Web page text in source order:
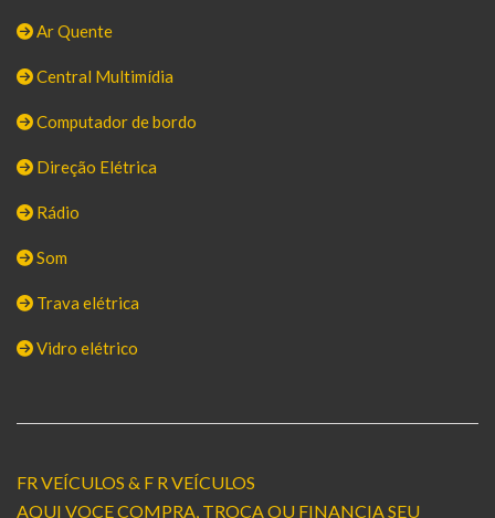
Ar Quente
Central Multimídia
Computador de bordo
Direção Elétrica
Rádio
Som
Trava elétrica
Vidro elétrico
FR VEÍCULOS & F R VEÍCULOS
AQUI VOCE COMPRA, TROCA OU FINANCIA SEU